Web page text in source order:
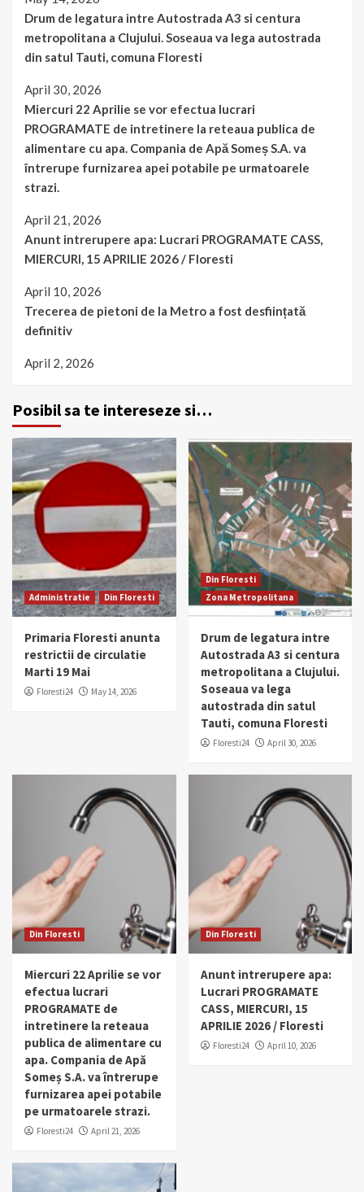
Drum de legatura intre Autostrada A3 si centura
metropolitana a Clujului. Soseaua va lega autostrada
din satul Tauti, comuna Floresti
April 30, 2026
Miercuri 22 Aprilie se vor efectua lucrari
PROGRAMATE de intretinere la reteaua publica de
alimentare cu apa. Compania de Apă Someș S.A. va
întrerupe furnizarea apei potabile pe urmatoarele
strazi.
April 21, 2026
Anunt intrerupere apa: Lucrari PROGRAMATE CASS,
MIERCURI, 15 APRILIE 2026 / Floresti
April 10, 2026
Trecerea de pietoni de la Metro a fost desființată
definitiv
April 2, 2026
Posibil sa te intereseze si…
Administratie Din Floresti
Primaria Floresti anunta
restrictii de circulatie
Marti 19 Mai
Floresti24 May 14, 2026
Din Floresti
Zona Metropolitana
Drum de legatura intre
Autostrada A3 si centura
metropolitana a Clujului.
Soseaua va lega
autostrada din satul
Tauti, comuna Floresti
Floresti24 April 30, 2026
Din Floresti
Miercuri 22 Aprilie se vor
efectua lucrari
PROGRAMATE de
intretinere la reteaua
publica de alimentare cu
apa. Compania de Apă
Someș S.A. va întrerupe
furnizarea apei potabile
pe urmatoarele strazi.
Floresti24 April 21, 2026
Din Floresti
Anunt intrerupere apa:
Lucrari PROGRAMATE
CASS, MIERCURI, 15
APRILIE 2026 / Floresti
Floresti24 April 10, 2026